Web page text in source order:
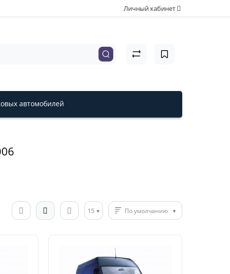
Личный кабинет
автомобилей
15 По умолчанию